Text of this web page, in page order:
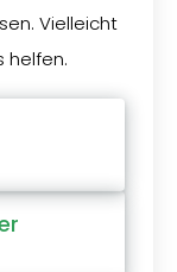
Vielleicht
helfen.